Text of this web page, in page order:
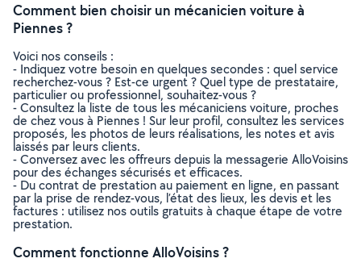
Comment bien choisir un mécanicien voiture à
Piennes ?
Voici nos conseils :
- Indiquez votre besoin en quelques secondes : quel service
recherchez-vous ? Est-ce urgent ? Quel type de prestataire,
particulier ou professionnel, souhaitez-vous ?
- Consultez la liste de tous les mécaniciens voiture, proches
de chez vous à Piennes ! Sur leur profil, consultez les services
proposés, les photos de leurs réalisations, les notes et avis
laissés par leurs clients.
- Conversez avec les offreurs depuis la messagerie AlloVoisins
pour des échanges sécurisés et efficaces.
- Du contrat de prestation au paiement en ligne, en passant
par la prise de rendez-vous, l’état des lieux, les devis et les
factures : utilisez nos outils gratuits à chaque étape de votre
prestation.
Comment fonctionne AlloVoisins ?